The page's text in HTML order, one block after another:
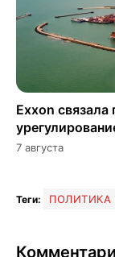
Exxon связала
7 августа
Теги: ПОЛИТИКА